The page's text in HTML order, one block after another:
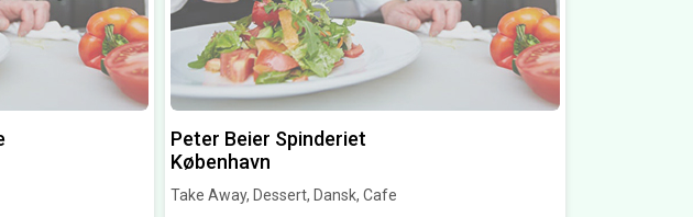
Peter Beier Spinderiet
København
Take Away, Dessert, Dansk, Cafe